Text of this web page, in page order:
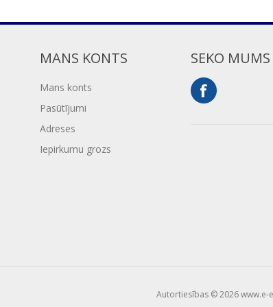
MANS KONTS
Mans konts
Pasūtījumi
Adreses
Iepirkumu grozs
SEKO MUMS
Autortiesības © 2026 www.e-